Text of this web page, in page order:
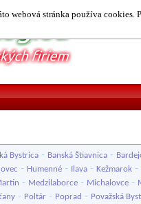
webová stránka používa cookies.
Bystrica - Banská Štiavnica -
- Humenné - Ilava - Kežmarok -
- Medzilaborce - Michalovce -
- Poltár - Poprad - Považská